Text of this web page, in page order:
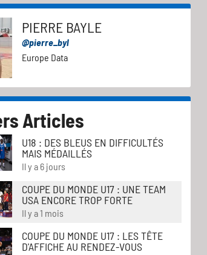
PIERRE BAYLE
@pierre_byl
Europe Data
Articles
U18 : DES BLEUS EN DIFFICULTÉS
MAIS MÉDAILLÉS
Il y a 6 jours
COUPE DU MONDE U17 : UNE TEAM
USA ENCORE TROP FORTE
Il y a 1 mois
COUPE DU MONDE U17 : LES TÊTE
D'AFFICHE AU RENDEZ-VOUS